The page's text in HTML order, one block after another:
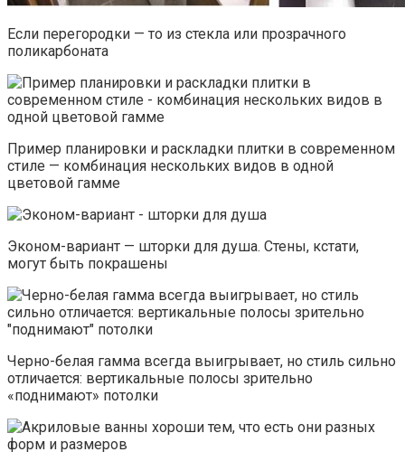
Если перегородки — то из стекла или прозрачного
поликарбоната
Пример планировки и раскладки плитки в современном
стиле — комбинация нескольких видов в одной
цветовой гамме
Эконом-вариант — шторки для душа. Стены, кстати,
могут быть покрашены
Черно-белая гамма всегда выигрывает, но стиль сильно
отличается: вертикальные полосы зрительно
«поднимают» потолки